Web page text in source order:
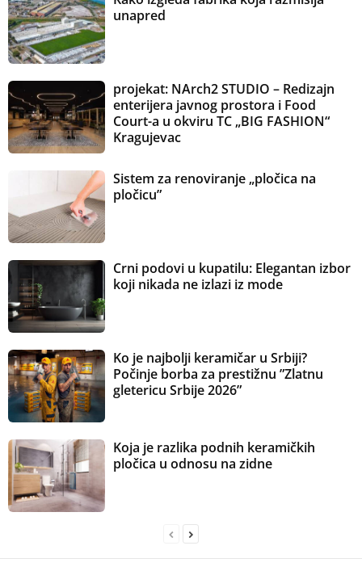
unapred
projekat: NArch2 STUDIO – Redizajn
enterijera javnog prostora i Food
Court-a u okviru TC „BIG FASHION“
Kragujevac
Sistem za renoviranje „pločica na
pločicu”
Crni podovi u kupatilu: Elegantan izbor
koji nikada ne izlazi iz mode
Ko je najbolji keramičar u Srbiji?
Počinje borba za prestižnu ”Zlatnu
gletericu Srbije 2026”
Koja je razlika podnih keramičkih
pločica u odnosu na zidne